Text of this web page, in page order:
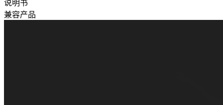
说明书
兼容产品